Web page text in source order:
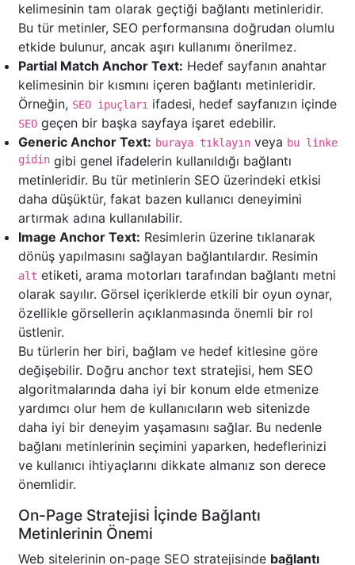
kelimesinin tam olarak geçtiği bağlantı metinleridir.
Bu tür metinler, SEO performansına doğrudan olumlu
etkide bulunur, ancak aşırı kullanımı önerilmez.
Partial Match Anchor Text: Hedef sayfanın anahtar
kelimesinin bir kısmını içeren bağlantı metinleridir.
Örneğin, SEO ipuçları ifadesi, hedef sayfanızın içinde
SEO geçen bir başka sayfaya işaret edebilir.
Generic Anchor Text: buraya tıklayın veya bu linke
gidin gibi genel ifadelerin kullanıldığı bağlantı
metinleridir. Bu tür metinlerin SEO üzerindeki etkisi
daha düşüktür, fakat bazen kullanıcı deneyimini
artırmak adına kullanılabilir.
Image Anchor Text: Resimlerin üzerine tıklanarak
dönüş yapılmasını sağlayan bağlantılardır. Resimin
alt etiketi, arama motorları tarafından bağlantı metni
olarak sayılır. Görsel içeriklerde etkili bir oyun oynar,
özellikle görsellerin açıklanmasında önemli bir rol
üstlenir.
Bu türlerin her biri, bağlam ve hedef kitlesine göre
değişebilir. Doğru anchor text stratejisi, hem SEO
algoritmalarında daha iyi bir konum elde etmenize
yardımcı olur hem de kullanıcıların web sitenizde
daha iyi bir deneyim yaşamasını sağlar. Bu nedenle
bağlanı metinlerinin seçimini yaparken, hedeflerinizi
ve kullanıcı ihtiyaçlarını dikkate almanız son derece
önemlidir.
On-Page Stratejisi İçinde Bağlantı
Metinlerinin Önemi
Web sitelerinin on-page SEO stratejisinde bağlantı